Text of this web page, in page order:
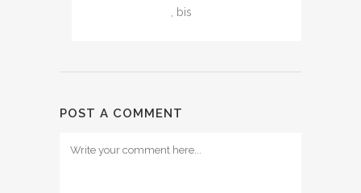
, bis
POST A COMMENT